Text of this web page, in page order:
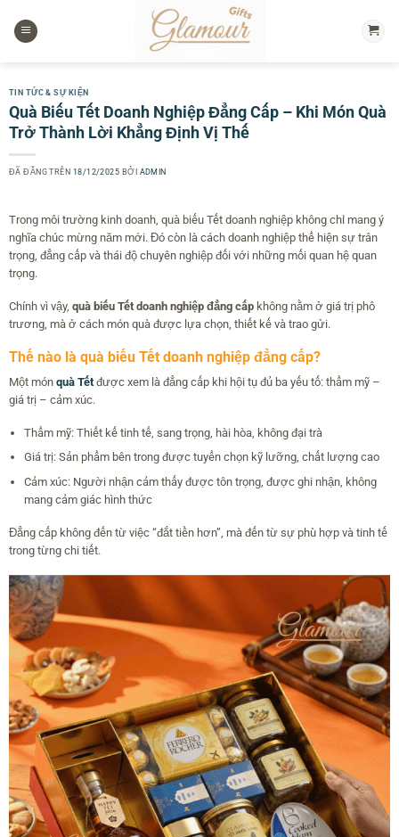
đến
TIN TỨC & SỰ KIỆN
Quà Biếu Tết Doanh Nghiệp Đẳng Cấp – Khi Món Quà
Trở Thành Lời Khẳng Định Vị Thế
ĐÃ ĐĂNG TRÊN 18/12/2025 BỞI ADMIN
Trong môi trường kinh doanh, quà biếu Tết doanh nghiệp không chỉ mang ý
nghĩa chúc mừng năm mới. Đó còn là cách doanh nghiệp thể hiện sự trân
trọng, đẳng cấp và thái độ chuyên nghiệp đối với những mối quan hệ quan
trọng.
Chính vì vậy, quà biếu Tết doanh nghiệp đẳng cấpkhông nằm ở giá trị phô
trương, mà ở cách món quà được lựa chọn, thiết kế và trao gửi.
Thế nào là quà biếu Tết doanh nghiệp đẳng cấp?
Một món quà Tếtđược xem là đẳng cấp khi hội tụ đủ ba yếu tố: thẩm mỹ –
giá trị – cảm xúc.
Thẩm mỹ: Thiết kế tinh tế, sang trọng, hài hòa, không đại trà
Giá trị: Sản phẩm bên trong được tuyển chọn kỹ lưỡng, chất lượng cao
Cảm xúc: Người nhận cảm thấy được tôn trọng, được ghi nhận, không
mang cảm giác hình thức
Đẳng cấp không đến từ việc “đắt tiền hơn”, mà đến từ sự phù hợp và tinh tế
trong từng chi tiết.